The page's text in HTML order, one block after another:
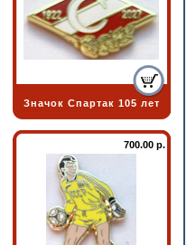
Значок Спартак 105 лет
700.00 р.